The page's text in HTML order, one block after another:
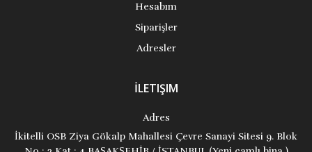
Hesabım
Siparişler
Adresler
İLETIŞIM
Adres
İkitelli OSB Ziya Gökalp Mahallesi Çevre Sanayi Sitesi 9. Blok